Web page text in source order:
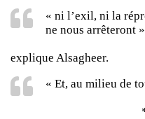
« ni l’exil, ni la
ne nous arrêteront
explique Alsagheer.
« Et, au milieu de